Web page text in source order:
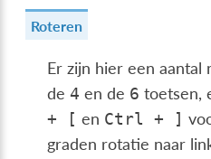
Roteren
Er zijn hier een aantal
de 4 en de 6 toetsen,
+
[ en Ctrl + ]
graden rotatie naar